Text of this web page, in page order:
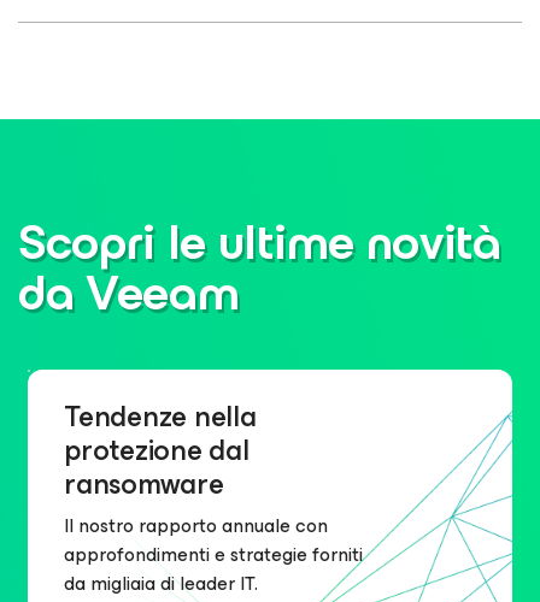
Scopri le ultime novità
da Veeam
Tendenze nella
protezione dal
ransomware
Il nostro rapporto annuale con
approfondimenti e strategie forniti
da migliaia di leader IT.